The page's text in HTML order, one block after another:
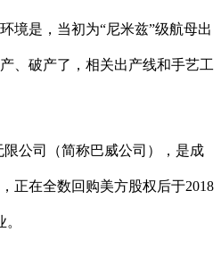
是，当初为“尼米兹”级航母出
、破产了，相关出产线和手艺工
公司（简称巴威公司），是成
正在全数回购美方股权后于2018